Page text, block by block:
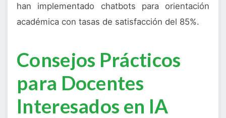
han implementado chatbots para orientación
académica con tasas de satisfacción del 85%.
Consejos Prácticos
para Docentes
Interesados en IA